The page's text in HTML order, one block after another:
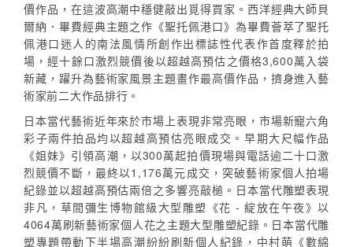
價作品，在這波高潮中穩健敲出覓得買家。西洋經典大師貝
爾納．畢費經典主題之作《聖托佩港口》為畢費薈萃了聖托
佩港口迷人的南法風情所創作出標誌性代表作首度釋於拍
場，經十餘口激烈競價後以超越高預估之價格3,600萬入袋
新藏，躍升為藝術家風景主題畫作最高價作品，擠身進入藝
術家前二大作品排行。
日本當代藝術近年來於市場上表現非常亮眼，市場新寵六角
彩子兩件拍品均以超越高預估亮眼成交。早期大尺幅作品
《姐妹》引領高潮，以300萬起拍價現場與電話逾二十口激
烈競價不斷，最終以1,176萬元成交，突破藝術家個人拍場
紀錄並以超越高預估兩倍之多響亮敲槌。日本當代雕塑表現
非凡，草間彌生博物館級大型雕塑《花 - 綻放在午夜》以
4064萬刷新藝術家個人花之主題大型雕塑紀錄。日本當代雕
塑專題帶動下半場高潮紛紛刷新個人紀錄，中村萌《數綿